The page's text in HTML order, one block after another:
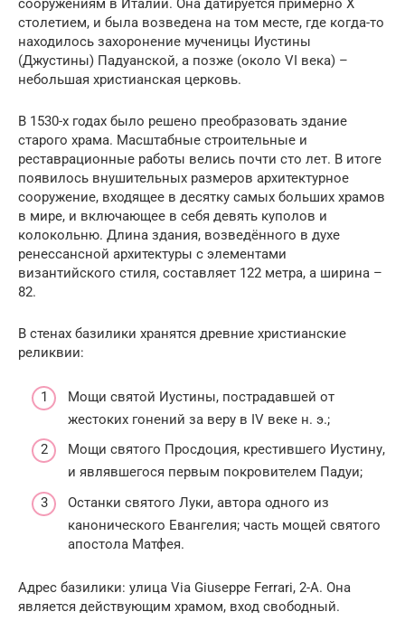
сооружениям в Италии. Она датируется примерно Х
столетием, и была возведена на том месте, где когда-то
находилось захоронение мученицы Иустины
(Джустины) Падуанской, а позже (около VI века) –
небольшая христианская церковь.
В 1530-х годах было решено преобразовать здание
старого храма. Масштабные строительные и
реставрационные работы велись почти сто лет. В итоге
появилось внушительных размеров архитектурное
сооружение, входящее в десятку самых больших храмов
в мире, и включающее в себя девять куполов и
колокольню. Длина здания, возведённого в духе
ренессансной архитектуры с элементами
византийского стиля, составляет 122 метра, а ширина –
82.
В стенах базилики хранятся древние христианские
реликвии:
Мощи святой Иустины, пострадавшей от
жестоких гонений за веру в IV веке н. э.;
Мощи святого Просдоция, крестившего Иустину,
и являвшегося первым покровителем Падуи;
Останки святого Луки, автора одного из
канонического Евангелия; часть мощей святого
апостола Матфея.
Адрес базилики: улица Via Giuseppe Ferrari, 2-A. Она
является действующим храмом, вход свободный.